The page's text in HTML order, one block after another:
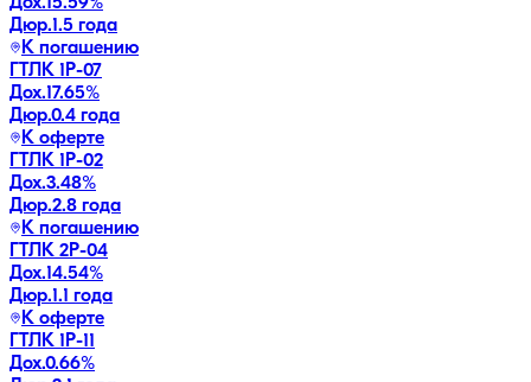
Дюр.1.5 года
К погашению
ГТЛК 1P-07
Дох.17.65%
Дюр.0.4 года
К оферте
ГТЛК 1P-02
Дох.3.48%
Дюр.2.8 года
К погашению
ГТЛК 2P-04
Дох.14.54%
Дюр.1.1 года
К оферте
ГТЛК 1P-11
Дох.0.66%